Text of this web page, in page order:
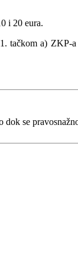
i 20 eura.
tačkom a) ZKP-
se